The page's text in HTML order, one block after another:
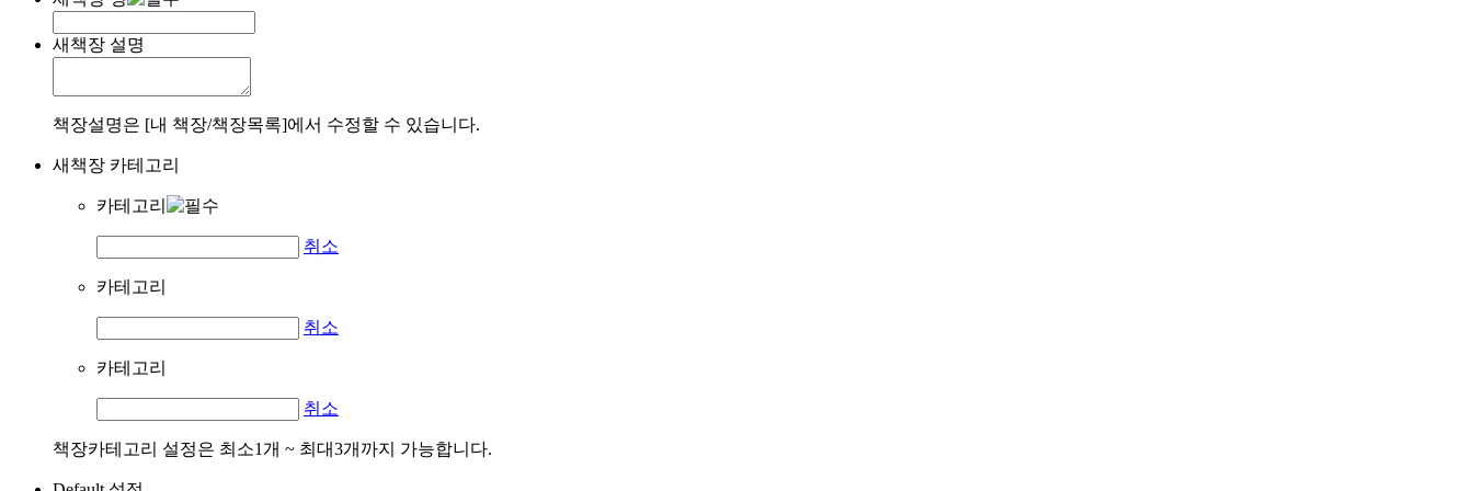
새책장 설명
책장설명은 [내 책장/책장목록]에서 수정할 수 있습니다.
새책장 카테고리
카테고리
취소
카테고리
취소
카테고리
취소
책장카테고리 설정은 최소1개 ~ 최대3개까지 가능합니다.